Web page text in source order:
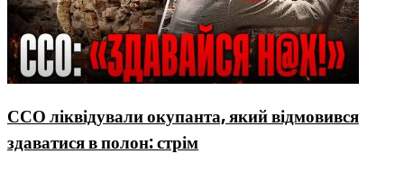
ССО ліквідували окупанта, який відмовився
здаватися в полон: стрім